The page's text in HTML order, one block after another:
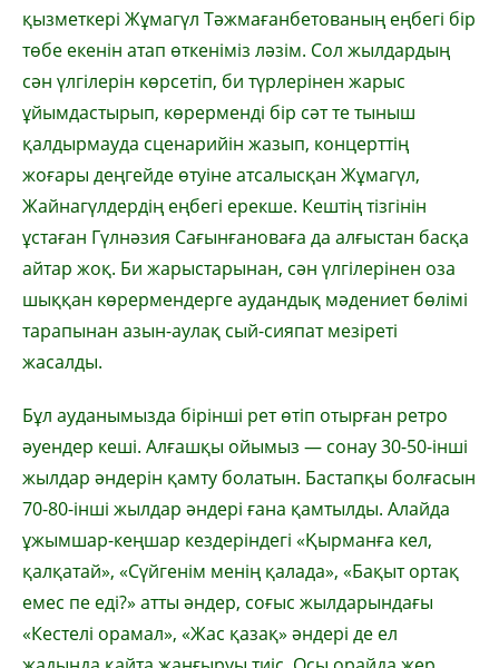
қызметкері Жұмагүл Тәжмағанбетованың еңбегі бір
төбе екенін атап өткеніміз ләзім. Сол жылдардың
сән үлгілерін көрсетіп, би түрлерінен жарыс
ұйымдастырып, көрерменді бір сәт те тыныш
қалдырмауда сценарийін жазып, концерттің
жоғары деңгейде өтуіне атсалысқан Жұмагүл,
Жайнагүлдердің еңбегі ерекше. Кештің тізгінін
ұстаған Гүлнәзия Сағынғановаға да алғыстан басқа
айтар жоқ. Би жарыстарынан, сән үлгілерінен оза
шыққан көрермендерге аудандық мәдениет бөлімі
тарапынан азын-аулақ сый-сияпат мезіреті
жасалды.
Бұл ауданымызда бірінші рет өтіп отырған ретро
әуендер кеші. Алғашқы ойымыз — сонау 30-50-інші
жылдар әндерін қамту болатын. Бастапқы болғасын
70-80-інші жылдар әндері ғана қамтылды. Алайда
ұжымшар-кеңшар кездеріндегі «Қырманға кел,
қалқатай», «Сүйгенім менің қалада», «Бақыт ортақ
емес пе еді?» атты әндер, соғыс жылдарындағы
«Кестелі орамал», «Жас қазақ» әндері де ел